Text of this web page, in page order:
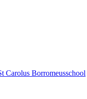
Carolus Borromeusschool